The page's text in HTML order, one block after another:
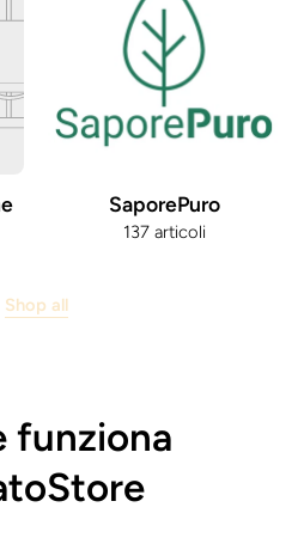
SaporePuro
137 articoli
Shop all
funziona